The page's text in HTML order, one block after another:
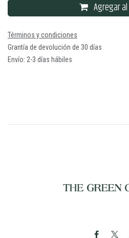
Agregar
Términos y condiciones
Grantía de devolución de 30 días
Envío: 2-3 días hábiles